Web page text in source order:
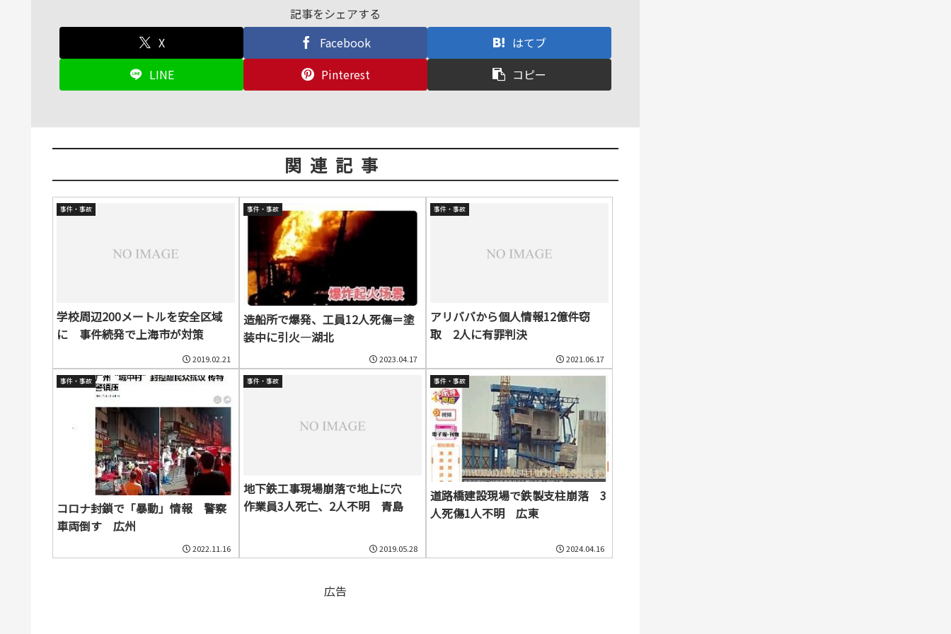
記事をシェアする
X
Facebook
はてブ
LINE
Pinterest コピー
関連記事
事件・事故
学校周辺200メートルを安全区域
に 事件続発で上海市が対策
2019.02.21
事件・事故
造船所で爆発、工員12人死傷＝塗
装中に引火―湖北
2023.04.17
事件・事故
アリババから個人情報12億件窃
取 2人に有罪判決
2021.06.17
事件・事故
コロナ封鎖で「暴動」情報 警察
車両倒す 広州
2022.11.16
事件・事故
地下鉄工事現場崩落で地上に穴
作業員3人死亡、2人不明 青島
2019.05.28
事件・事故
道路橋建設現場で鉄製支柱崩落 3
人死傷1人不明 広東
2024.04.16
広告